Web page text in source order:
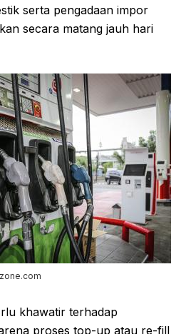
serta pengadaan impor
secara matang jauh hari
khawatir terhadap
proses top-up atau re-fill